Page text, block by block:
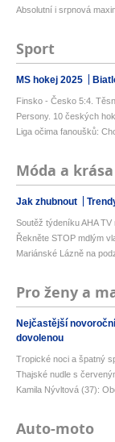
Absolutní i srpnová
Sport
MS hokej 2025
Finsko - Česko 5:4.
Persony. 10 českých
Liga očima fanoušků:
Móda a krása
Jak zhubnout
Soutěž týdeníku AHA
Řekněte STOP mdlým
Mariánské Lázně na
Pro ženy a
Nejčastější
dovolenou
Tropické noci a špatný
Thajské nudle s
Kamila Nývltová (37):
Auto-moto